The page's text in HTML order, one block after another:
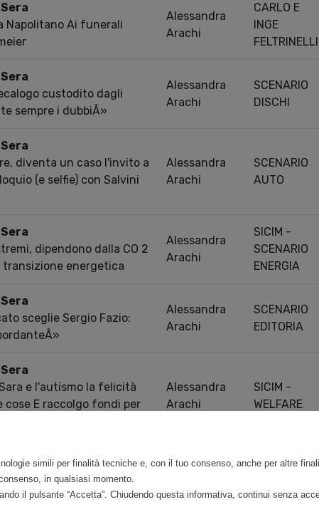
Napolitano Ai funerali
Alessandra
Arachi
CARLO E
INGE
FELTRINELLI
custodito dagli
sempre i dubbiÂ»
Alessandra
Arachi
SCENARIO
DISCHI
diventa un caso l'invito a
(e selfie) con Salvini
Alessandra
Arachi
SCENARIO
AUTO
dipendono dalla CO 2
transizione energetica
Alessandra
Arachi
SICIM -
SCENARIO
ENERGIA
sceglie Sergio Fazio:
Alessandra
Arachi
SCENARIO
EDITORIA
e l'autismo la felicità
cose E raccolgo fondi per
Alessandra
Arachi
SICIM -
WELFARE
20 entries
simili per finalità tecniche e, con il tuo consenso, anche per altre
in qualsiasi momento.
il pulsante “Accetta”. Chiudendo questa informativa, continui senza